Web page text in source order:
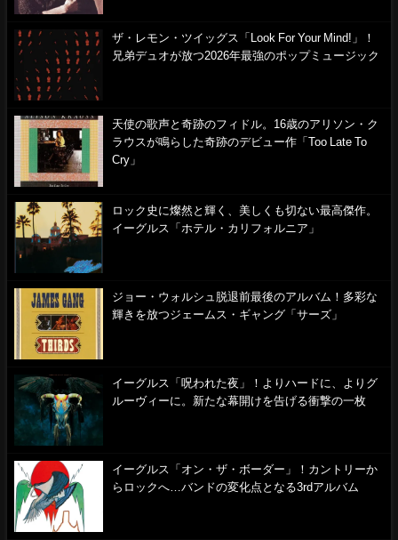
ザ・レモン・ツイッグス「Look For Your Mind!」！
兄弟デュオが放つ2026年最強のポップミュージック
天使の歌声と奇跡のフィドル。16歳のアリソン・ク
ラウスが鳴らした奇跡のデビュー作「Too Late To
Cry」
ロック史に燦然と輝く、美しくも切ない最高傑作。
イーグルス「ホテル・カリフォルニア」
ジョー・ウォルシュ脱退前最後のアルバム！多彩な
輝きを放つジェームス・ギャング「サーズ」
イーグルス「呪われた夜」！よりハードに、よりグ
ルーヴィーに。新たな幕開けを告げる衝撃の一枚
イーグルス「オン・ザ・ボーダー」！カントリーか
らロックへ…バンドの変化点となる3rdアルバム